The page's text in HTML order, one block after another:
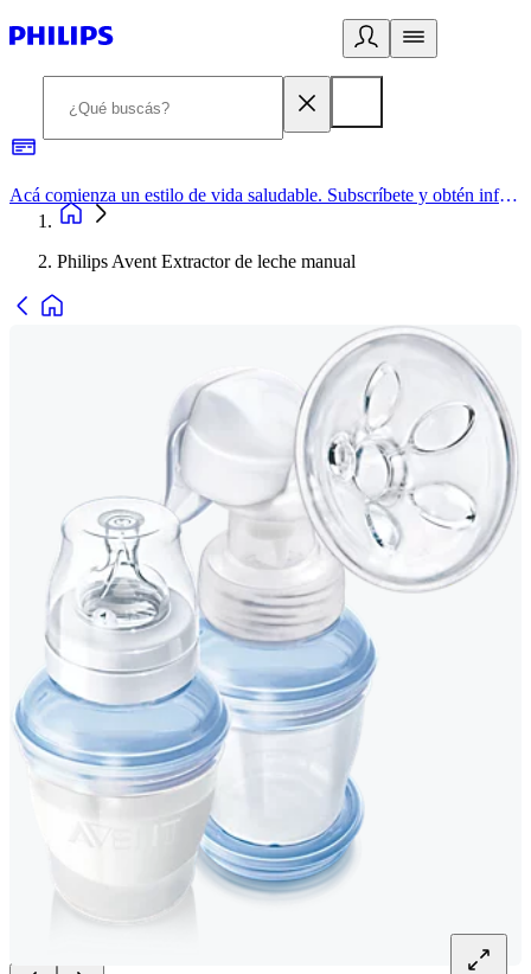
Acá comienza un estilo de vida saludable. Subscríbete y obtén información de primera mano
Philips Avent Extractor de leche manual